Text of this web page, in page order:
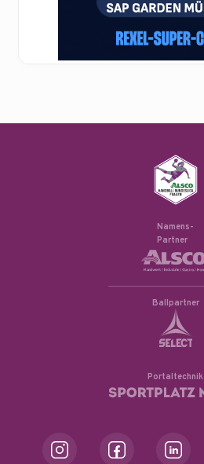
Namens-
Partner
Ballpartner
Portaltechnik